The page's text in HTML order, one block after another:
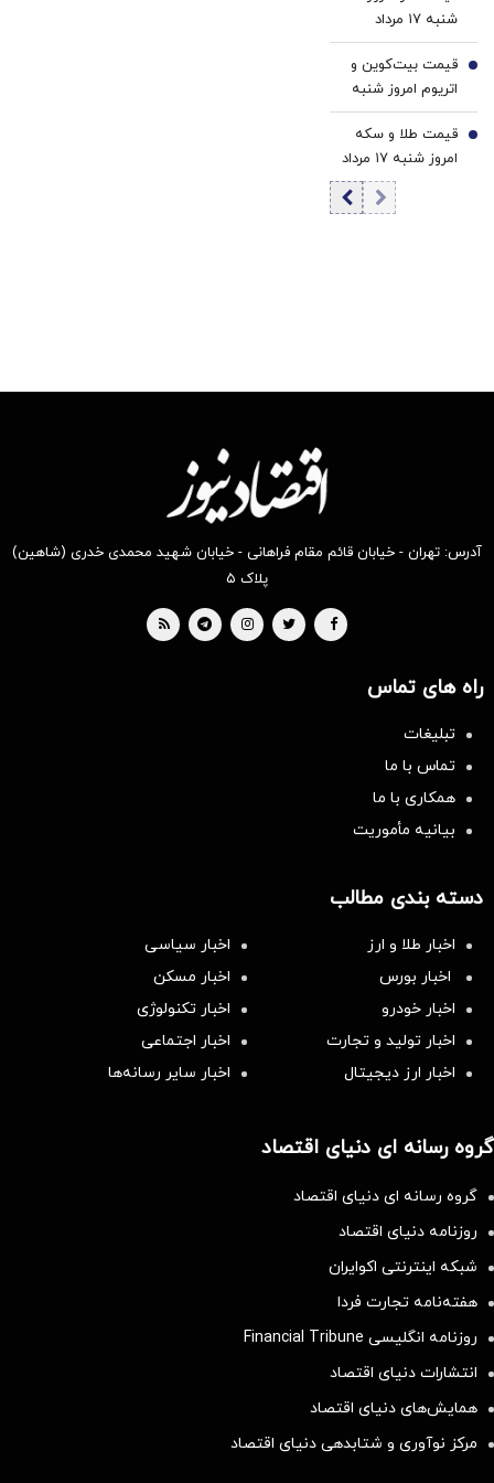
شنبه ۱۷ مرداد
1405 / کاهش
قیمت تتر
قیمت بیت‌کوین و
اتریوم امروز شنبه
۱۷ مرداد ۱۴۰۵/
افزایش قیمت
بیت‌کوین
6
قیمت طلا و سکه
امروز شنبه ۱۷ مرداد
۱۴۰۵/افزایش
قیمت طلا و سکه
7
آدرس: تهران - خیابان قائم مقام فراهانی - خیابان شهید محمدی خدری (شاهین)
پلاک ۵
راه های تماس
تبلیغات
تماس با ما
همکاری با ما
بیانیه مأموریت
دسته بندی مطالب
اخبار طلا و ارز
اخبار سیاسی
اخبار بورس
اخبار مسکن
اخبار خودرو
اخبار تکنولوژی
اخبار تولید و تجارت
اخبار اجتماعی
اخبار ارز دیجیتال
اخبار سایر رسانه‌‌ها
گروه رسانه ای دنیای اقتصاد
گروه رسانه ای دنیای اقتصاد
روزنامه دنیای اقتصاد
شبکه اینترنتی اکوایران
هفته‌نامه تجارت فردا
روزنامه انگلیسی Financial Tribune
انتشارات دنیای اقتصاد
همایش‌های دنیای اقتصاد
مرکز نوآوری و شتابدهی دنیای اقتصاد